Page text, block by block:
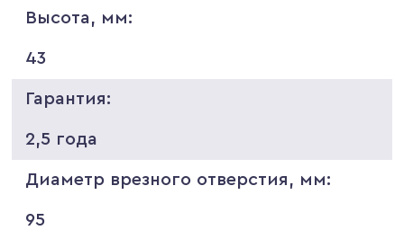
Высота, мм:
43
Гарантия:
2,5 года
Диаметр врезного отверстия, мм:
95